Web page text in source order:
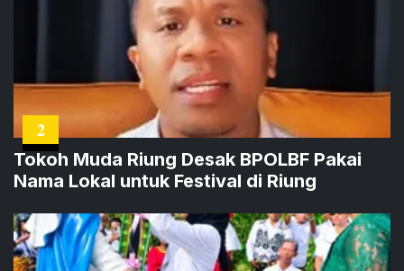
2
Tokoh Muda Riung Desak BPOLBF Pakai
Nama Lokal untuk Festival di Riung